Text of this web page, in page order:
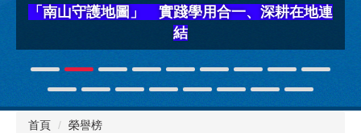
「南山守護地圖」 實踐學用合一、深耕在地連
結
首頁 榮譽榜